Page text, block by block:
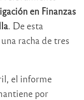
en Finanzas
. De esta
racha de tres
el informe
por